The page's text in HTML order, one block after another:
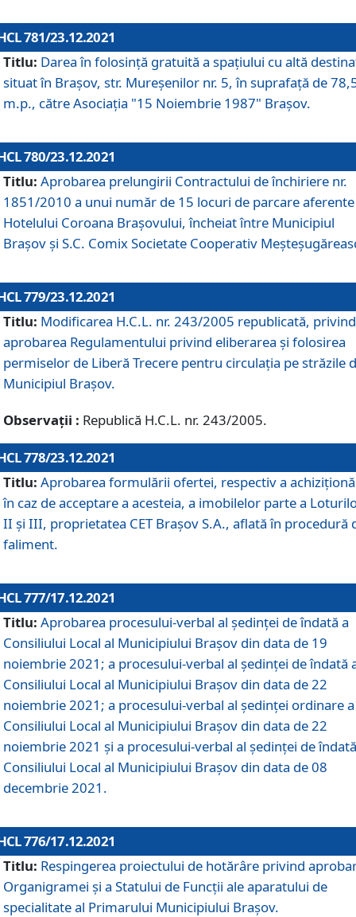
781/23.12.2021
Titlu: Darea în folosinţă gratuită a spaţiului cu altă
situat în Braşov, str. Mureşenilor nr. 5, în suprafaţă de
m.p., către Asociaţia "15 Noiembrie 1987" Braşov.
780/23.12.2021
Titlu: Aprobarea prelungirii Contractului de închiriere nr.
1851/2010 a unui număr de 15 locuri de parcare aferente
Hotelului Coroana Brașovului, încheiat între Municipiul
Braşov şi S.C. Comix Societate Cooperativ
779/23.12.2021
Titlu: Modificarea H.C.L. nr. 243/2005 republicată, privind
aprobarea Regulamentului privind eliberarea şi folosirea
permiselor de Liberă Trecere pentru circulația pe străzile
Municipiul Braşov.
Observații : Republică H.C.L. nr. 243/2005.
778/23.12.2021
Titlu: Aprobarea formulării ofertei, respectiv a
în caz de acceptare a acesteia, a imobilelor parte a
II și III, proprietatea CET Brașov S.A., aflată în procedură
faliment.
777/17.12.2021
Titlu: Aprobarea procesului-verbal al şedinţei de îndată a
Consiliului Local al Municipiului Braşov din data de 19
noiembrie 2021; a procesului-verbal al şedinţei de îndată
Consiliului Local al Municipiului Braşov din data de 22
noiembrie 2021; a procesului-verbal al şedinţei ordinare a
Consiliului Local al Municipiului Braşov din data de 22
noiembrie 2021 și a procesului-verbal al şedinţei de
Consiliului Local al Municipiului Braşov din data de 08
decembrie 2021.
776/17.12.2021
Titlu: Respingerea proiectului de hotărâre privind
Organigramei şi a Statului de Funcţii ale aparatului de
specialitate al Primarului Municipiului Braşov.